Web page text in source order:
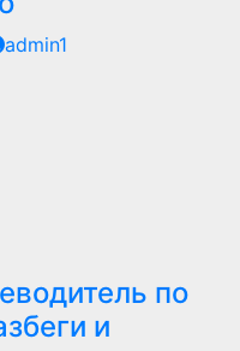
admin1
по
и